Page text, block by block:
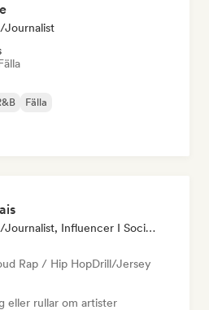
Journalist
Fälla
Media Outlet/Journalist, Influencer I Sociala Medier
Rap / Hip HopDrill/Jersey
eller rullar om artister